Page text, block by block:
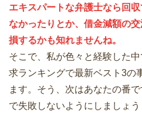
エキスパートな弁護士なら回
なかったりとか、借金減額の
損するかも知れませんね。
そこで、私が色々と経験した
求ランキングで最新ベスト3の
ます。そう、次はあなたの番
で失敗しないようにしましょう